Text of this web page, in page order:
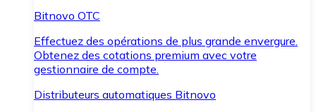
Bitnovo OTC
Effectuez des opérations de plus grande envergure.
Obtenez des cotations premium avec votre
gestionnaire de compte.
Distributeurs automatiques Bitnovo